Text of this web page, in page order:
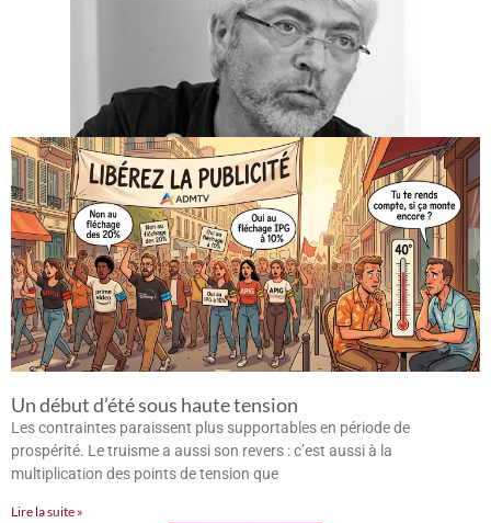
Un début d’été sous haute tension
Les contraintes paraissent plus supportables en période de
prospérité. Le truisme a aussi son revers : c’est aussi à la
multiplication des points de tension que
Lire la suite »